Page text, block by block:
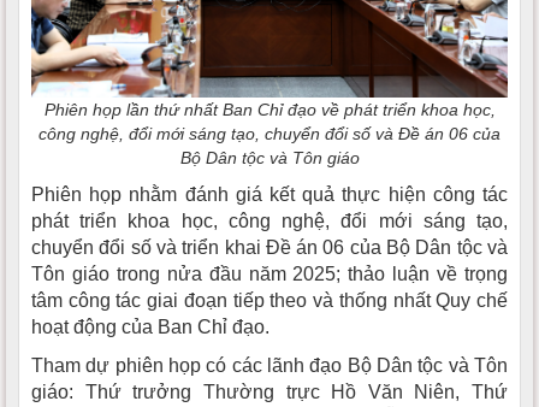
Phiên họp lần thứ nhất Ban Chỉ đạo về phát triển khoa học,
công nghệ, đổi mới sáng tạo, chuyển đổi số và Đề án 06 của
Bộ Dân tộc và Tôn giáo
Phiên họp nhằm đánh giá kết quả thực hiện công tác
phát triển khoa học, công nghệ, đổi mới sáng tạo,
chuyển đổi số và triển khai Đề án 06 của Bộ Dân tộc và
Tôn giáo trong nửa đầu năm 2025; thảo luận về trọng
tâm công tác giai đoạn tiếp theo và thống nhất Quy chế
hoạt động của Ban Chỉ đạo.
Tham dự phiên họp có các lãnh đạo Bộ Dân tộc và Tôn
giáo: Thứ trưởng Thường trực Hồ Văn Niên, Thứ